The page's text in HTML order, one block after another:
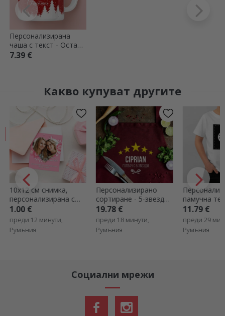
Персонализирана
чаша с текст - Остани
спокоен за Коледа
7.39 €
Какво купуват другите
10x12 см снимка,
персонализирана с
текст и снимка -
Сърце
1.00 €
преди 12 минути,
Румъния
Персонализирано
сортиране - 5-звезден
готвач
19.78 €
преди 18 минути,
Румъния
памучна
деца с
портретна
11.79 €
преди 29
Румъния
Социални мрежи